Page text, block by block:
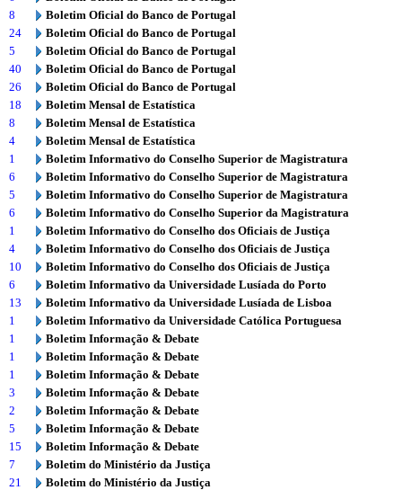
8
Boletim Oficial do Banco de Portugal
24
Boletim Oficial do Banco de Portugal
5
Boletim Oficial do Banco de Portugal
40
Boletim Oficial do Banco de Portugal
26
Boletim Oficial do Banco de Portugal
18
Boletim Mensal de Estatística
8
Boletim Mensal de Estatística
4
Boletim Mensal de Estatística
1
Boletim Informativo do Conselho Superior de Magistratura
6
Boletim Informativo do Conselho Superior de Magistratura
5
Boletim Informativo do Conselho Superior de Magistratura
6
Boletim Informativo do Conselho Superior da Magistratura
1
Boletim Informativo do Conselho dos Oficiais de Justiça
4
Boletim Informativo do Conselho dos Oficiais de Justiça
10
Boletim Informativo do Conselho dos Oficiais de Justiça
6
Boletim Informativo da Universidade Lusíada do Porto
13
Boletim Informativo da Universidade Lusíada de Lisboa
1
Boletim Informativo da Universidade Católica Portuguesa
1
Boletim Informação & Debate
1
Boletim Informação & Debate
1
Boletim Informação & Debate
3
Boletim Informação & Debate
2
Boletim Informação & Debate
5
Boletim Informação & Debate
15
Boletim Informação & Debate
7
Boletim do Ministério da Justiça
21
Boletim do Ministério da Justiça